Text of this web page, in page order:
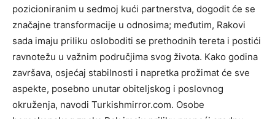
pozicioniranim u sedmoj kući partnerstva, dogodit će se
značajne transformacije u odnosima; međutim, Rakovi
sada imaju priliku osloboditi se prethodnih tereta i postići
ravnotežu u važnim područjima svog života. Kako godina
završava, osjećaj stabilnosti i napretka prožimat će sve
aspekte, posebno unutar obiteljskog i poslovnog
okruženja, navodi Turkishmirror.com. Osobe